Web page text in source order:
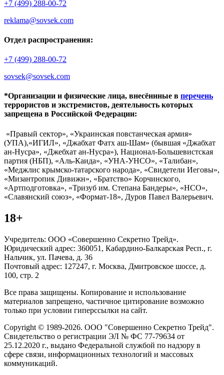
+7 (499) 288-00-72
reklama@sovsek.com
Отдел распространения:
+7 (499) 288-00-72
sovsek@sovsek.com
*Организации и физические лица, внесённные в перечень
террористов и экстремистов, деятельность которых
запрещена в Российской Федерации:
«Правый сектор», «Украинская повстанческая армия»
(УПА),«ИГИЛ», «Джабхат Фатх аш-Шам» (бывшая «Джабхат
ан-Нусра», «Джебхат ан-Нусра»), Национал-Большевистская
партия (НБП), «Аль-Каида», «УНА-УНСО», «Талибан»,
«Меджлис крымско-татарского народа», «Свидетели Иеговы»,
«Мизантропик Дивижн», «Братство» Корчинского,
«Артподготовка», «Тризуб им. Степана Бандеры», «НСО»,
«Славянский союз», «Формат-18», Дуров Павел Валерьевич.
18+
Учредитель: ООО «Совершенно Секретно Трейд».
Юридический адрес: 360051, Кабардино-Балкарская Респ., г.
Нальчик, ул. Пачева, д. 36
Почтовый адрес: 127247, г. Москва, Дмитровское шоссе, д.
100, стр. 2
Все права защищены. Копирование и использование
материалов запрещено, частичное цитирование возможно
только при условии гиперссылки на сайт.
Copyright © 1989-2026. ООО "Совершенно Секретно Трейд".
Свидетельство о регистрации ЭЛ № ФС 77-79634 от
25.12.2020 г., выдано Федеральной службой по надзору в
сфере связи, информационных технологий и массовых
коммуникаций.